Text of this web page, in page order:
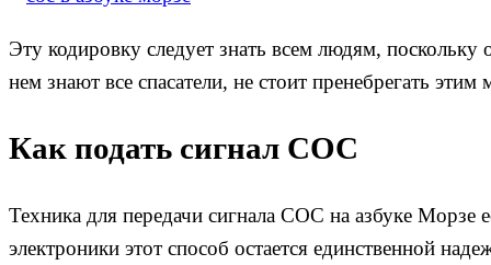
Эту кодировку следует знать всем людям,
нем знают все спасатели, не стоит пренебрегать
Как подать сигнал СОС
Техника для передачи сигнала СОС на азбуке Морзе
электроники этот способ остается единственной